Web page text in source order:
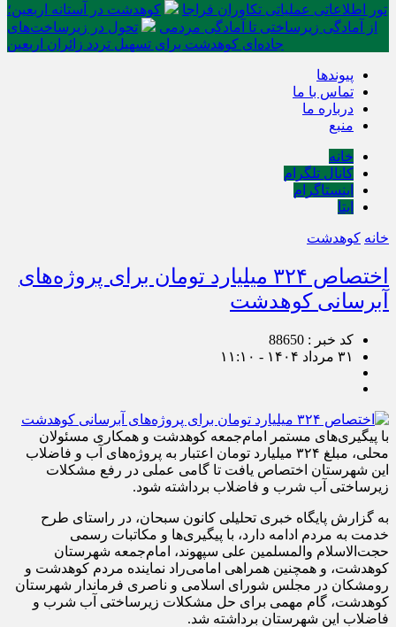
تور اطلاعاتی عملیاتی تکاوران فراجا
کوهدشت در آستانه اربعین؛
از آمادگی زیرساختی تا آمادگی مردمی
تحول در زیرساخت‌های
جاده‌ای کوهدشت برای تسهیل تردد زائران اربعین
پیوندها
تماس با ما
درباره ما
منبع
خانه
کانال تلگرام
اینستاگرام
ایتا
خانه کوهدشت
اختصاص ۳۲۴ میلیارد تومان برای پروژه‌های
آبرسانی کوهدشت
کد خبر : 88650
۳۱ مرداد ۱۴۰۴ - ۱۱:۱۰
با پیگیری‌های مستمر امام‌جمعه کوهدشت و همکاری مسئولان
محلی، مبلغ ۳۲۴ میلیارد تومان اعتبار به پروژه‌های آب و فاضلاب
این شهرستان اختصاص یافت تا گامی عملی در رفع مشکلات
زیرساختی آب شرب و فاضلاب برداشته شود.
به گزارش پایگاه خبری تحلیلی کانون سبحان، در راستای طرح
خدمت به مردم ادامه دارد، با پیگیری‌ها و مکاتبات رسمی
حجت‌الاسلام والمسلمین علی سپهوند، امام‌جمعه شهرستان
کوهدشت، و همچنین همراهی امامی‌راد نماینده مردم کوهدشت و
رومشکان در مجلس شورای اسلامی و ناصری فرماندار شهرستان
کوهدشت، گام مهمی برای حل مشکلات زیرساختی آب شرب و
فاضلاب این شهرستان برداشته شد.